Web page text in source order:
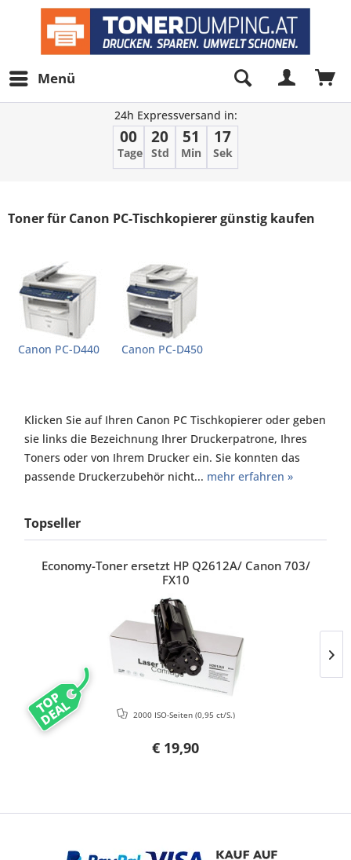
Menü
24h Expressversand in:
00
Tage
20
Std
51
Min
17
Sek
Toner für Canon PC-Tischkopierer günstig kaufen
Canon PC-D440 Canon PC-D450
Klicken Sie auf Ihren Canon PC Tischkopierer oder geben
sie links die Bezeichnung Ihrer Druckerpatrone, Ihres
Toners oder von Ihrem Drucker ein. Sie konnten das
passende Druckerzubehör nicht... mehr erfahren »
Topseller
TOP
DEAL
Economy-Toner ersetzt HP Q2612A/ Canon 703/
FX10
€ 19,90
2000 ISO-Seiten (0,95 ct/S.)